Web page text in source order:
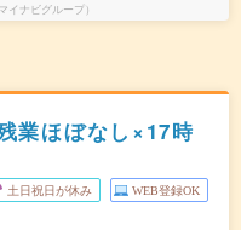
イナビグループ）
業ほぼなし×17時
土日祝日が休み WEB登録OK